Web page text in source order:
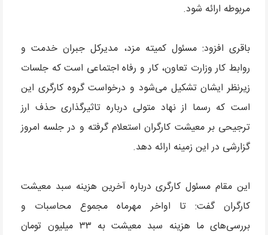
مربوطه ارائه شود.
باقری افزود: مسئول کمیته مزد، مدیرکل جبران خدمت و
روابط کار وزارت تعاون، کار و رفاه اجتماعی است که جلسات
زیرنظر ایشان تشکیل می‌شود و درخواست گروه کارگری این
است که رسما از نهاد متولی درباره تاثیرگذاری حذف ارز
ترجیحی بر معیشت کارگران استعلام گرفته و در جلسه امروز
گزارشی در این زمینه ارائه دهد.
این مقام مسئول کارگری درباره آخرین هزینه سبد معیشت
کارگران گفت: تا اواخر مهرماه مجموع محاسبات و
بررسی‌های ما هزینه سبد معیشت به ۳۳ میلیون تومان